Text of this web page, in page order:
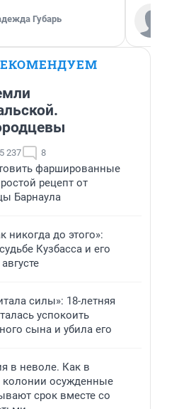
Губарь
237 8
фаршированные
рецепт от
Барнаула
никогда до этого»:
Кузбасса и его
силы»: 18-летняя
успокоить
сына и убила его
в неволе. Как в
колонии осужденные
срок вместе со